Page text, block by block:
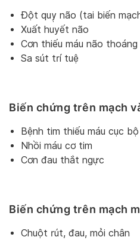
Đột quỵ não (tai biến
Xuất huyết não
Cơn thiếu máu não thoáng
Sa sút trí tuệ
Biến chứng trên mạch
Bệnh tim thiếu máu cục bộ
Nhồi máu cơ tim
Cơn đau thắt ngực
Biến chứng trên mạch
Chuột rút, đau, mỏi chân